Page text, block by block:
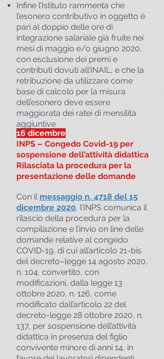
16 dicembre
INPS – Congedo Covid-19 per
sospensione dell’attività didattica
Rilasciata la procedura per la
presentazione delle domande
Con il messaggio n. 4718 del 15
dicembre 2020, l’INPS comunica il
rilascio della procedura per la
compilazione e l’invio on line delle
domande relative al congedo
COVID-19, di cui all’articolo 21-bis
del decreto–legge 14 agosto 2020,
n. 104, convertito, con
modificazioni, dalla legge 13
ottobre 2020, n. 126, come
modificato dall’articolo 22 del
decreto-legge 28 ottobre 2020, n.
137, per sospensione dell’attività
didattica in presenza del figlio
convivente minore di anni 14, in
Infine l’Istituto rammenta che
l’esonero contributivo in oggetto è
pari al doppio delle ore di
integrazione salariale già fruite nei
mesi di maggio e/o giugno 2020,
con esclusione dei premi e
contributi dovuti all’INAIL, e che la
retribuzione da utilizzare come
base di calcolo per la misura
dell’esonero deve essere
maggiorata dei ratei di mensilità
aggiuntive